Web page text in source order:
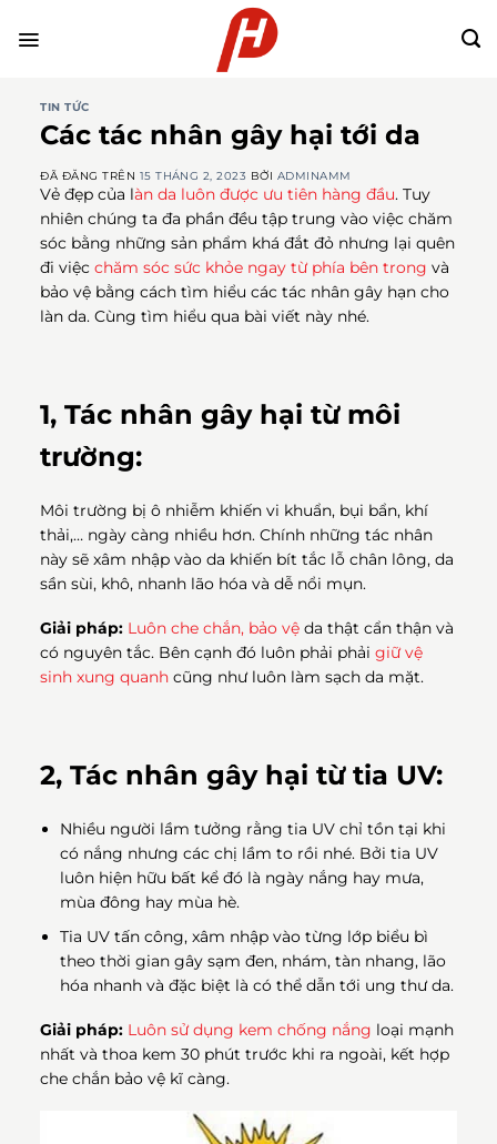
đến
TIN TỨC
Các tác nhân gây hại tới da
ĐÃ ĐĂNG TRÊN 15 THÁNG 2, 2023 BỞI ADMINAMM
Vẻ đẹp của làn da luôn được ưu tiên hàng đầu. Tuy
nhiên chúng ta đa phần đều tập trung vào việc chăm
sóc bằng những sản phẩm khá đắt đỏ nhưng lại quên
đi việcchăm sóc sức khỏe ngay từ phía bên trong và
bảo vệ bằng cách tìm hiểu các tác nhân gây hạn cho
làn da. Cùng tìm hiểu qua bài viết này nhé.
1, Tác nhân gây hại từ môi
trường:
Môi trường bị ô nhiễm khiến vi khuẩn, bụi bẩn, khí
thải,… ngày càng nhiều hơn. Chính những tác nhân
này sẽ xâm nhập vào da khiến bít tắc lỗ chân lông, da
sần sùi, khô, nhanh lão hóa và dễ nổi mụn.
Giải pháp: Luôn che chắn, bảo vệ da thật cẩn thận và
có nguyên tắc. Bên cạnh đó luôn phải phảigiữ vệ
sinh xung quanh cũng như luôn làm sạch da mặt.
2, Tác nhân gây hại từ tia UV:
Nhiều người lầm tưởng rằng tia UV chỉ tồn tại khi
có nắng nhưng các chị lầm to rồi nhé. Bởi tia UV
luôn hiện hữu bất kể đó là ngày nắng hay mưa,
mùa đông hay mùa hè.
Tia UV tấn công, xâm nhập vào từng lớp biểu bì
theo thời gian gây sạm đen, nhám, tàn nhang, lão
hóa nhanh và đặc biệt là có thể dẫn tới ung thư da.
Giải pháp: Luôn sử dụng kem chống nắng loại mạnh
nhất và thoa kem 30 phút trước khi ra ngoài, kết hợp
che chắn bảo vệ kĩ càng.